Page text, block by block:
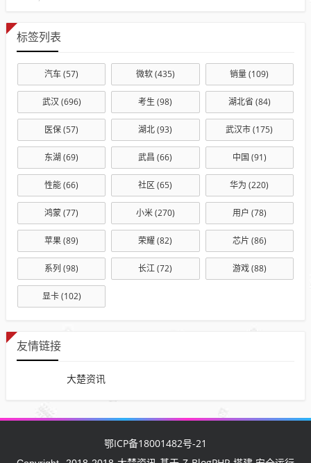
标签列表
汽车(57) 微软(435) 销量(109)
武汉 (696) 考生 (98) 湖北省 (84)
医保(57) 湖北(93) 武汉市(175)
东湖 (69) 武昌 (66) 中国 (91)
性能(66) 社区 (65) 华为 (220)
鸿蒙(77) 小米(270) 用户 (78)
苹果(89) 荣耀(82) 芯片 (86)
系列 (98) 长江(72) 游戏(88)
显卡(102)
友情链接
大楚资讯
鄂ICP备18001482号-21